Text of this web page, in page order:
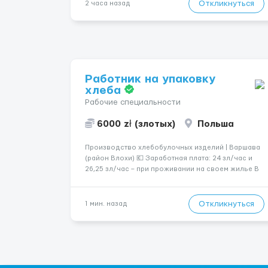
Стабильный поток клиентов (без ...
2 часа назад Откликнуться
Работник на упаковку
хлеба
Рабочие специальности
6000 zł (злотых) Польша
Производство хлебобулочных изделий | Варшава
(район Влохи) 💶 Заработная плата: 24 зл/час и
26,25 зл/час – при проживании на своем жилье В
240 часов в месяц + возможны сверхурочные 📅...
1 мин. назад Откликнуться